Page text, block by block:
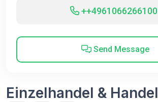
++4961066266100
Send Message
Einzelhandel & Handel